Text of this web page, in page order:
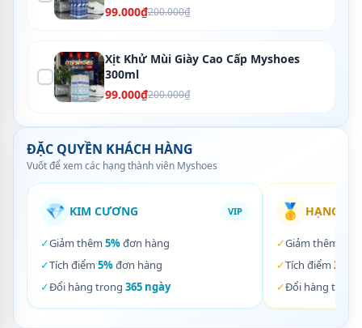
99.000₫200.000₫
Xịt Khử Mùi Giày Cao Cấp Myshoes
300ml
99.000₫200.000₫
ĐẶC QUYỀN KHÁCH HÀNG
Vuốt để xem các hạng thành viên Myshoes
💎 KIM CƯƠNG VIP
✓Giảm thêm 5%đơn hàng
✓Tích điểm 5%đơn hàng
✓Đổi hàng trong 365 ngày
🥇 HẠNG
✓Giảm thêm
✓Tích điểm 3%
✓Đổi hàng trong